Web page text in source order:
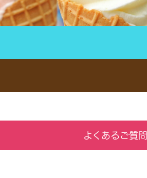
よくあるご質問